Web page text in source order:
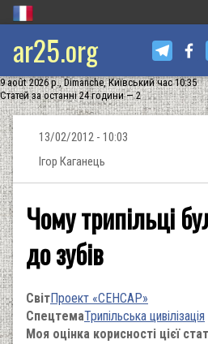
ar25.org
9 août 2026 р., Dimanche, Київський час 10:35
Статей за останні 24 години — 2
13/02/2012 - 10:03
Ігор Каганець
Чому трипільці
до зубів
СвітПроект «СЕНСАР»
СпецтемаТрипільська цивілізація
Моя оцінка корисності цієї